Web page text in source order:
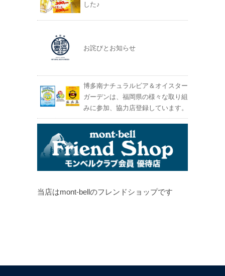
した♪
お詫びとお知らせ
博多南ナチュラルビア＆オイスター
ガーデンは、福岡県の様々な取り組
みに参加、協力店登録しています。
当店はmont-bellのフレンドショップです